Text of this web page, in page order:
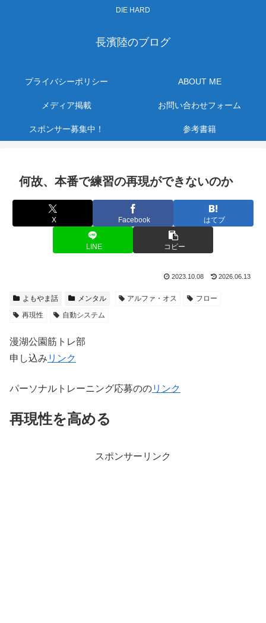
DIE HARD
長濱陸のブログ
プライバシーポリシー ABOUT ME
メディア掲載 お問い合わせフォーム
スポンサー募集中！ 参考書籍
何故、本番で練習の再現ができないのか
X Facebook はてブ
LINE コピー
2023.10.08 2026.06.13
よもやま話 メンタル アルファ・オス
フロー
再現性
自動システム
漫湖公園筋トレ部
申し込み リンク
パーソナルトレーニング応募ののリンク
再現性を高める
スポンサーリンク